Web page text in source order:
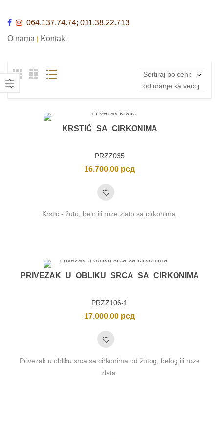
064.137.74.74; 011.38.22.713
O nama | Kontakt
Sortiraj po ceni:
od manje ka većoj
KRSTIĆ SA CIRKONIMA
PRZZ035
16.700,00 рсд
Krstić - žuto, belo ili roze zlato sa cirkonima.
PRIVEZAK U OBLIKU SRCA SA CIRKONIMA
PRZZ106-1
17.000,00 рсд
Privezak u obliku srca sa cirkonima od žutog, belog ili roze
zlata.